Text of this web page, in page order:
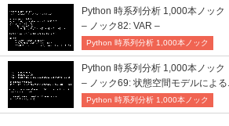
Python 時系列分析 1,000本ノック
– ノック82: VAR –
Python 時系列分析 1,000本ノック
Python 時系列分析 1,000本ノック
– ノック69: 状態空間モデルによる
Python 時系列分析 1,000本ノック